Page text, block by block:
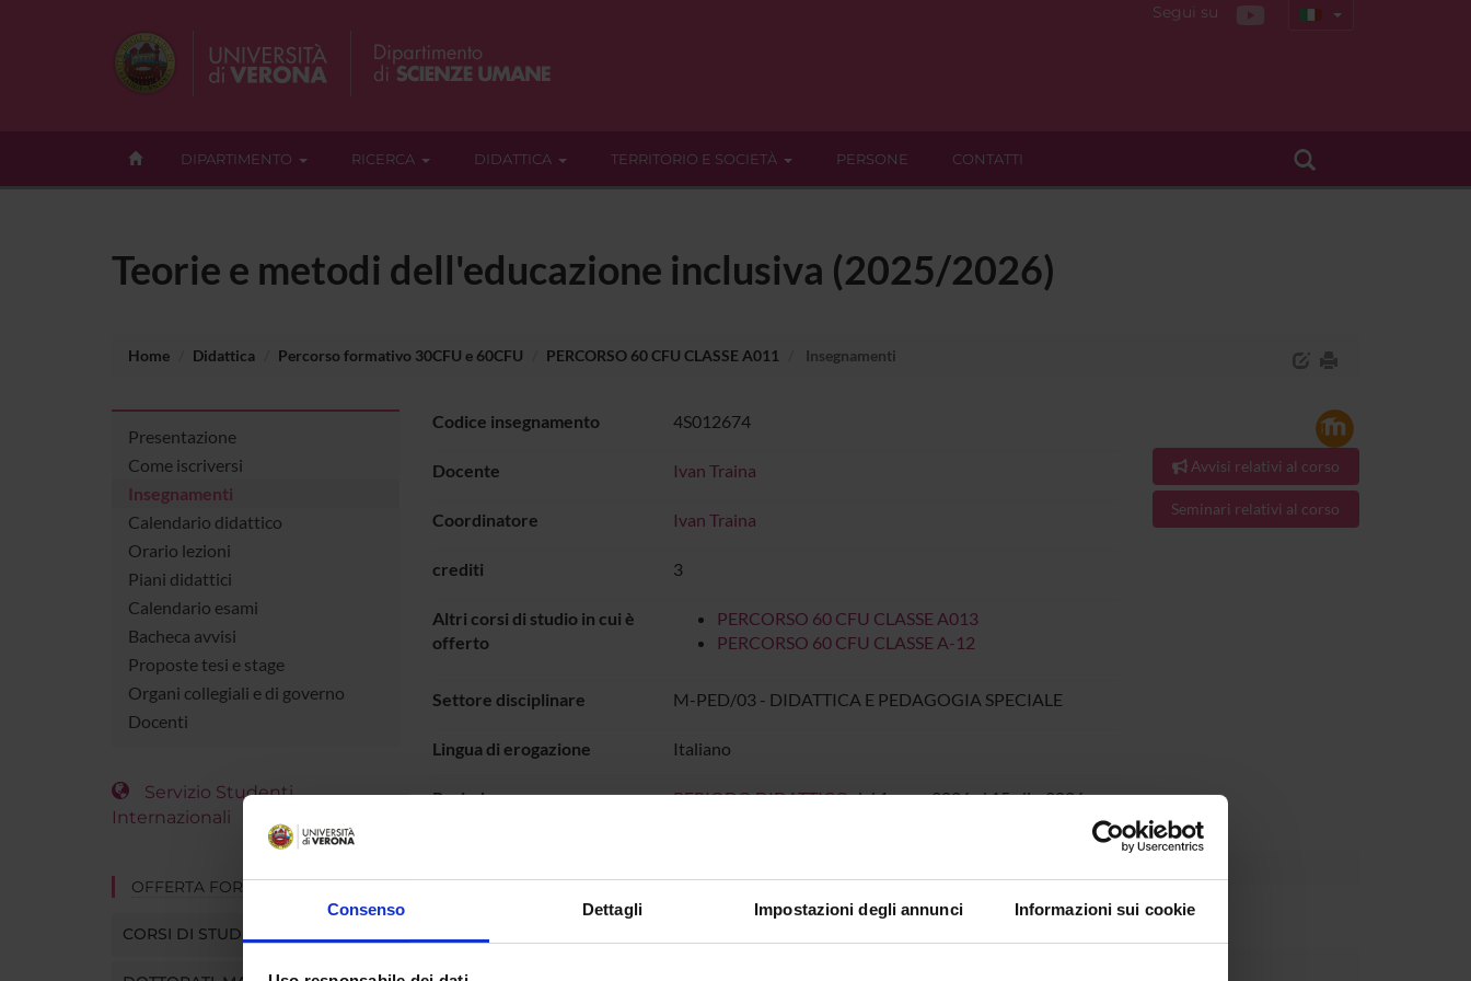
Consenso Dettagli Impostazioni degli annunci Informazioni sui cookie
Segui su
DIPARTIMENTO RICERCA DIDATTICA TERRITORIO E SOCIETÀ PERSONE CONTATTI
Teorie e metodi dell'educazione inclusiva (2025/2026)
Home Didattica Percorso formativo 30CFU e 60CFU PERCORSO 60 CFU CLASSE A011 Insegnamenti
Presentazione
Come iscriversi
Insegnamenti
Calendario didattico
Orario lezioni
Piani didattici
Calendario esami
Bacheca avvisi
Proposte tesi e stage
Organi collegiali e di governo
Docenti
Servizio Studenti
Internazionali
OFFERTA FORMATIVA
CORSI DI STUDIO
Codice insegnamento 4S012674
Docente Ivan Traina
Coordinatore Ivan Traina
crediti 3
Altri corsi di studio in cui è
offerto
PERCORSO 60 CFU CLASSE A013
PERCORSO 60 CFU CLASSE A-12
Settore disciplinare M-PED/03 - DIDATTICA E PEDAGOGIA SPECIALE
Lingua di erogazione Italiano
Periodo PERIODO DIDATTICOdal 1-mar-2026 al 15-dic-2026.
Avvisi relativi al corso
Seminari relativi al corso
Vai all'orario delle lezioni